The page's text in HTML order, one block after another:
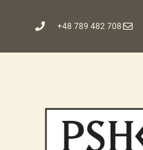
+48 789 482 708